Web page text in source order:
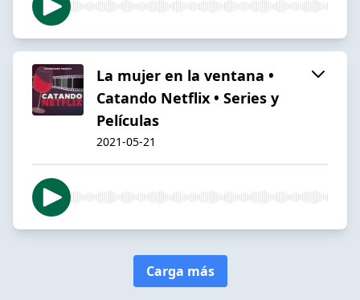
La mujer en la ventana •
Catando Netflix • Series y
Películas
2021-05-21
Carga más